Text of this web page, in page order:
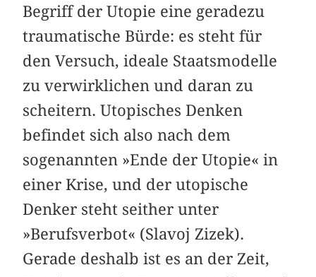
Begriff der Utopie eine geradezu
traumatische Bürde: es steht für
den Versuch, ideale Staatsmodelle
zu verwirklichen und daran zu
scheitern. Utopisches Denken
befindet sich also nach dem
sogenannten »Ende der Utopie« in
einer Krise, und der utopische
Denker steht seither unter
»Berufsverbot« (Slavoj Zizek).
Gerade deshalb ist es an der Zeit,